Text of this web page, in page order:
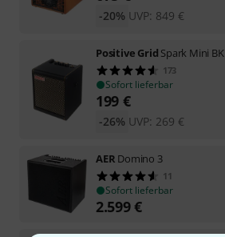
UVP: 849 €
-20%
Positive Grid Spark Mini BK
173
Sofort lieferbar
199 €
UVP: 269 €
-26%
AER Domino 3
11
Sofort lieferbar
2.599€